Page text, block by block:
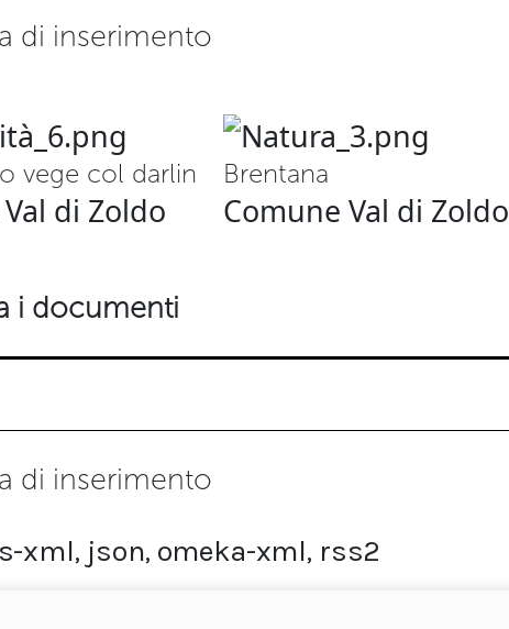
di inserimento
vege col darlin
di Zoldo
Brentana
Comune Val di Zoldo
i documenti
di inserimento
xml, json, omeka-xml, rss2